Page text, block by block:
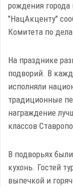
рождения города
"НацАкценту"
Комитета по
На празднике
подворий. В
исполняли
традиционные
награждение
классов
В подворьях
кухонь. Гостей
выпечкой и